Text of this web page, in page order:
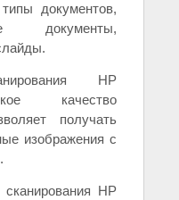
документов,
документы,
HP
качество
получать
изображения с
HP